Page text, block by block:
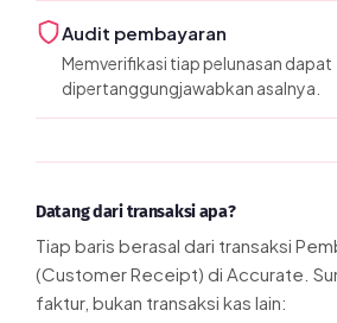
Audit pembayaran
Memverifikasi tiap pelunasan dapat
dipertanggungjawabkan asalnya.
Datang dari transaksi apa?
Tiap baris berasal dari transaksi
(Customer Receipt) di Accurate.
faktur, bukan transaksi kas lain: